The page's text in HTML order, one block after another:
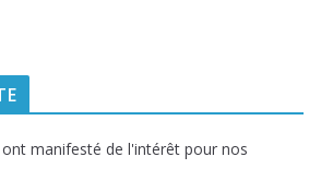
manifesté de l'intérêt pour nos